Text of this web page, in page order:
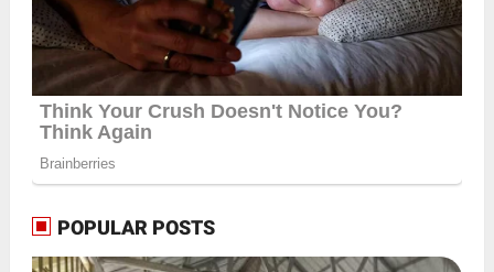
POPULAR POSTS